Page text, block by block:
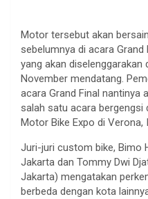
Motor tersebut akan
sebelumnya di acara
yang akan diselenggarakan
November mendatang.
acara Grand Final nantinya
salah satu acara bergengsi
Motor Bike Expo di Verona,
Juri-juri custom bike, Bimo
Jakarta dan Tommy Dwi
Jakarta) mengatakan
berbeda dengan kota